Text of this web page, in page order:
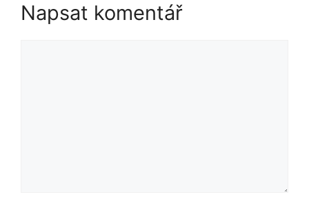
Napsat komentář